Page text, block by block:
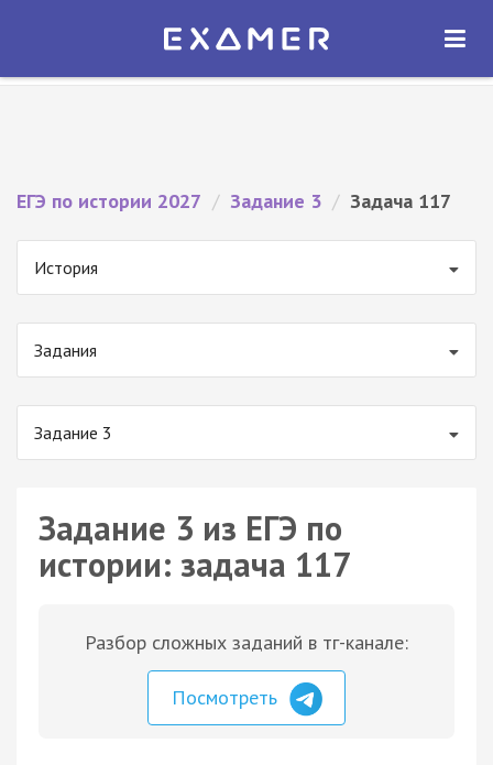
Экзамер — ЕГЭ 2027
ОТКРЫТЬ
ЕГЭ по истории 2027 / Задание 3 / Задача 117
История
Задания
Задание 3
Задание 3 из ЕГЭ по
истории: задача 117
Разбор сложных заданий в тг-канале:
Посмотреть